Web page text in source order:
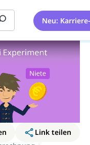
Neu:
Link teilen